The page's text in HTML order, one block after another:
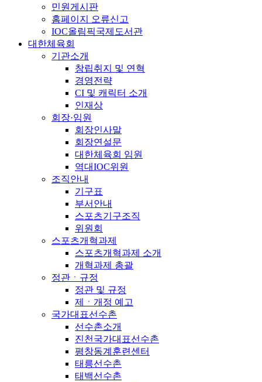
민원게시판
홈페이지 오류신고
IOC올림픽국제도서관
대한체육회
기관소개
창립취지 및 연혁
경영전략
CI 및 캐릭터 소개
인재상
회장·임원
회장인사말
회장연설문
대한체육회 임원
역대IOC위원
조직안내
기구표
부서안내
스포츠기구조직
위원회
스포츠개혁과제
스포츠개혁과제 소개
개혁과제 총괄
정관ㆍ규정
정관 및 규정
제ㆍ개정 예고
국가대표선수촌
선수촌소개
진천국가대표선수촌
평창동계훈련센터
태릉선수촌
태백선수촌